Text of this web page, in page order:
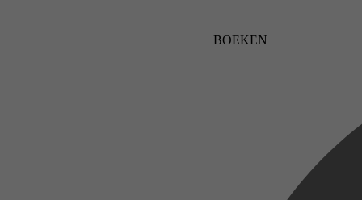
BOEKEN